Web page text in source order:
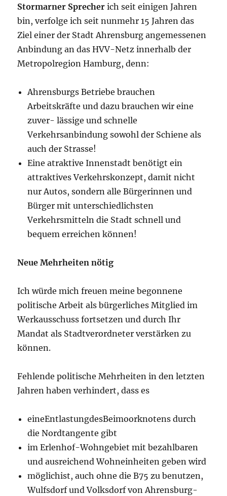
Stormarner Sprecher ich seit einigen Jahren
bin, verfolge ich seit nunmehr 15 Jahren das
Ziel einer der Stadt Ahrensburg angemessenen
Anbindung an das HVV-Netz innerhalb der
Metropolregion Hamburg, denn:
Ahrensburgs Betriebe brauchen
Arbeitskräfte und dazu brauchen wir eine
zuver- lässige und schnelle
Verkehrsanbindung sowohl der Schiene als
auch der Strasse!
Eine atraktive Innenstadt benötigt ein
attraktives Verkehrskonzept, damit nicht
nur Autos, sondern alle Bürgerinnen und
Bürger mit unterschiedlichsten
Verkehrsmitteln die Stadt schnell und
bequem erreichen können!
Neue Mehrheiten nötig
Ich würde mich freuen meine begonnene
politische Arbeit als bürgerliches Mitglied im
Werkausschuss fortsetzen und durch Ihr
Mandat als Stadtverordneter verstärken zu
können.
Fehlende politische Mehrheiten in den letzten
Jahren haben verhindert, dass es
eineEntlastungdesBeimoorknotens durch
die Nordtangente gibt
im Erlenhof-Wohngebiet mit bezahlbaren
und ausreichend Wohneinheiten geben wird
möglichist, auch ohne die B75 zu benutzen,
Wulfsdorf und Volksdorf von Ahrensburg-